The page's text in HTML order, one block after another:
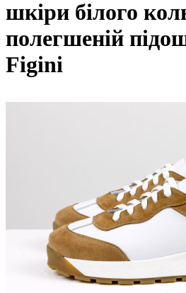
шкіри білого
полегшеній
Figini